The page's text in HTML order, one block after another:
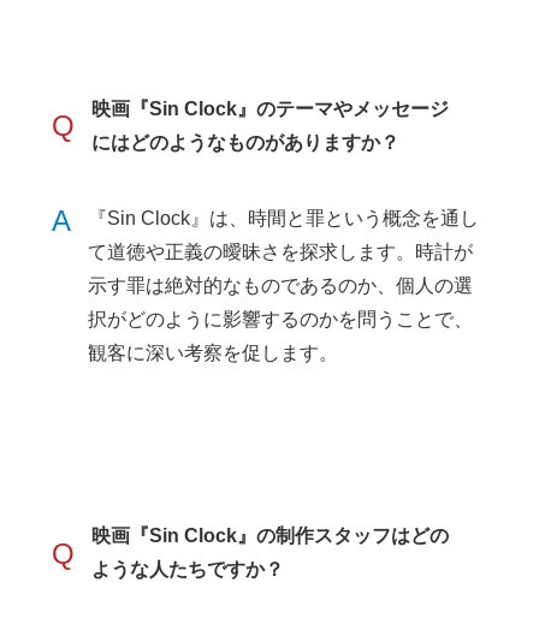
Q
映画『Sin Clock』のテーマやメッセージ
にはどのようなものがありますか？
A
『Sin Clock』は、時間と罪という概念を通し
て道徳や正義の曖昧さを探求します。時計が
示す罪は絶対的なものであるのか、個人の選
択がどのように影響するのかを問うことで、
観客に深い考察を促します。
Q
映画『Sin Clock』の制作スタッフはどの
ような人たちですか？